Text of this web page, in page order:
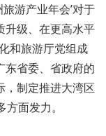
游产业年会’对于
升级、在更高水平
和旅游厅党组成
东省委、省政府的
，制定推进大湾区
面发力。